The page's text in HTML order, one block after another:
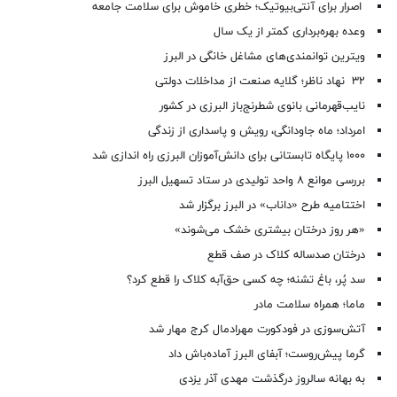
اصرار برای آنتی‌بیوتیک؛ خطری خاموش برای سلامت جامعه
وعده بهره‌برداری کمتر از یک سال
ویترین توانمندی‌های مشاغل خانگی در البرز
۳۲ نهاد ناظر؛ گلایه صنعت از مداخلات دولتی
نایب‌قهرمانی بانوی شطرنج‌باز البرزی در کشور
امرداد؛ ماه جاودانگی، رویش و پاسداری از زندگی
۱۰۰۰ پایگاه تابستانی برای دانش‌آموزان البرزی راه اندازی شد
بررسی موانع ۸ واحد تولیدی در ستاد تسهیل البرز
اختتامیه طرح «داناب» در البرز برگزار شد
«هر روز درختان بیشتری خشک می‌شوند»
درختان صدساله کلاک در صف قطع
سد پُر، باغ تشنه؛ چه کسی حق‌آبه کلاک را قطع کرد؟
ماما؛ همراه سلامت مادر
آتش‌سوزی در فودکورت مهرادمال کرج مهار شد
گرما پیش‌روست؛ آبفای البرز آماده‌باش داد
به بهانه سالروز درگذشت مهدی آذر یزدی